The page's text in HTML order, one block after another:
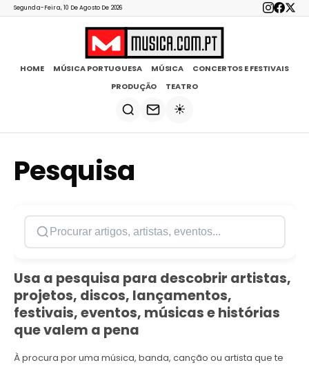
Segunda-Feira, 10 De Agosto De 2026
HOME MÚSICA PORTUGUESA MÚSICA
CONCERTOS E FESTIVAIS
PRODUÇÃO
TEATRO
☀️
Pesquisa
Usa a pesquisa para descobrir artistas,
projetos, discos, lançamentos,
festivais,eventos, músicas e histórias
que valem a pena
À procura por uma música, banda, canção ou artista que te